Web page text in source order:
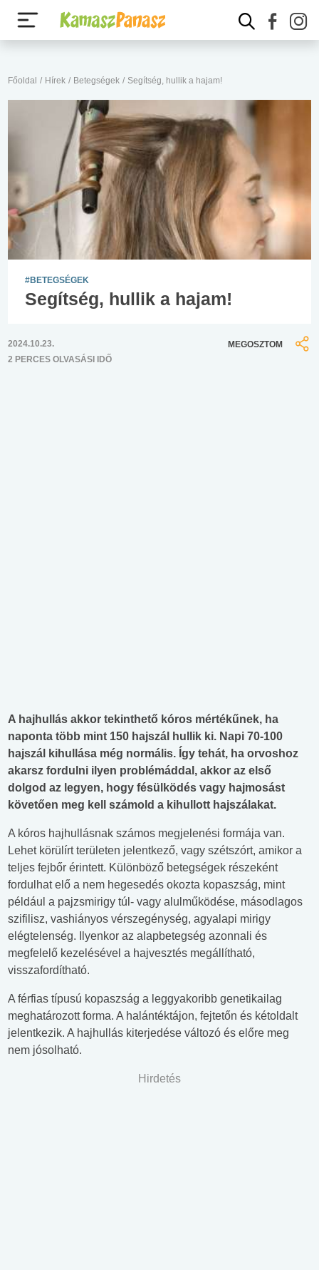
Főoldal / Hírek / Betegségek / Segítség, hullik a hajam!
#BETEGSÉGEK
Segítség, hullik a hajam!
2024.10.23.
2 PERCES OLVASÁSI IDŐ
MEGOSZTOM
A hajhullás akkor tekinthető kóros mértékűnek, ha
naponta több mint 150 hajszál hullik ki. Napi 70-100
hajszál kihullása még normális. Így tehát, ha orvoshoz
akarsz fordulni ilyen problémáddal, akkor az első
dolgod az legyen, hogy fésülködés vagy hajmosást
követően meg kell számold a kihullott hajszálakat.
A kóros hajhullásnak számos megjelenési formája van.
Lehet körülírt területen jelentkező, vagy szétszórt, amikor a
teljes fejbőr érintett. Különböző betegségek részeként
fordulhat elő a nem hegesedés okozta kopaszság, mint
például a pajzsmirigy túl- vagy alulműködése, másodlagos
szifilisz, vashiányos vérszegénység, agyalapi mirigy
elégtelenség. Ilyenkor az alapbetegség azonnali és
megfelelő kezelésével a hajvesztés megállítható,
visszafordítható.
A férfias típusú kopaszság a leggyakoribb genetikailag
meghatározott forma. A halántéktájon, fejtetőn és kétoldalt
jelentkezik. A hajhullás kiterjedése változó és előre meg
nem jósolható.
Hirdetés